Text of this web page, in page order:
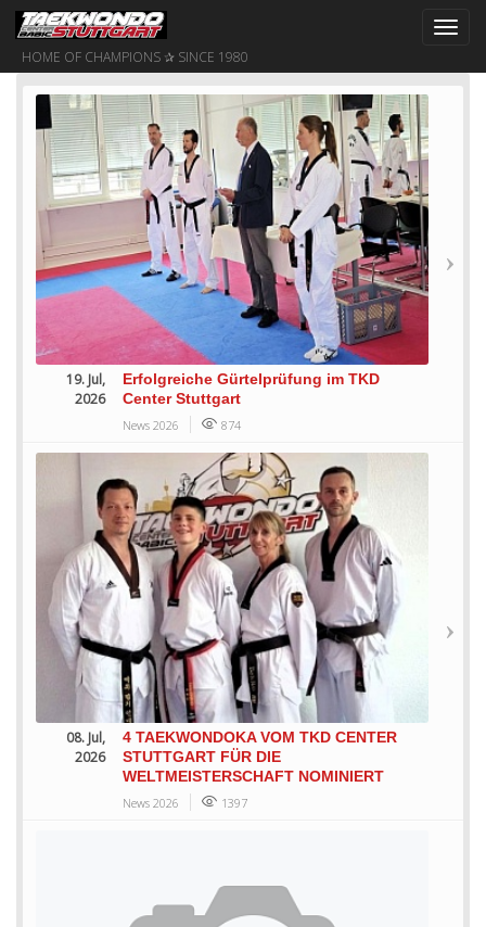
HOME OF CHAMPIONS ✰ SINCE 1980
19. Jul,
2026
Erfolgreiche Gürtelprüfung im TKD
Center Stuttgart
News 2026 874
08. Jul,
2026
4 TAEKWONDOKA VOM TKD CENTER
STUTTGART FÜR DIE
WELTMEISTERSCHAFT NOMINIERT
News 2026 1397